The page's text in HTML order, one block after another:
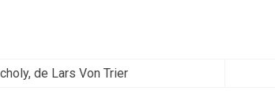
de Lars Von Trier